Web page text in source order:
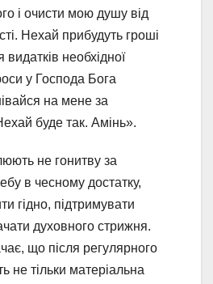
і очисти мою душу від
Нехай прибудуть гроші
видатків необхідної
у Господа Бога
на мене за
буде так. Амінь».
не гонитву за
в чесному достатку,
гідно, підтримувати
духовного стрижня.
що після регулярного
не тільки матеріальна